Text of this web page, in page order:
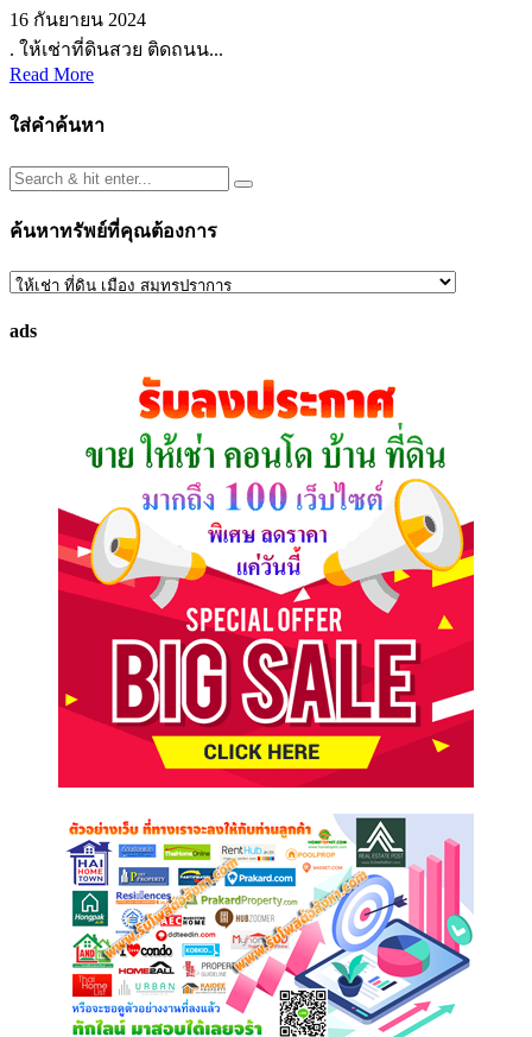
16 กันยายน 2024
. ให้เช่าที่ดินสวย ติดถนน...
Read More
ใส่คำค้นหา
ค้นหาทรัพย์ที่คุณต้องการ
ค้นหา
ที่
ads